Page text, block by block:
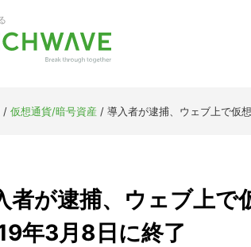
to
primary
to
main
to
primary
to
footer
/ 仮想通貨/暗号資産 / 導入者が逮捕、ウェブ上で仮
者が逮捕、ウェブ上
年3月8日に終了